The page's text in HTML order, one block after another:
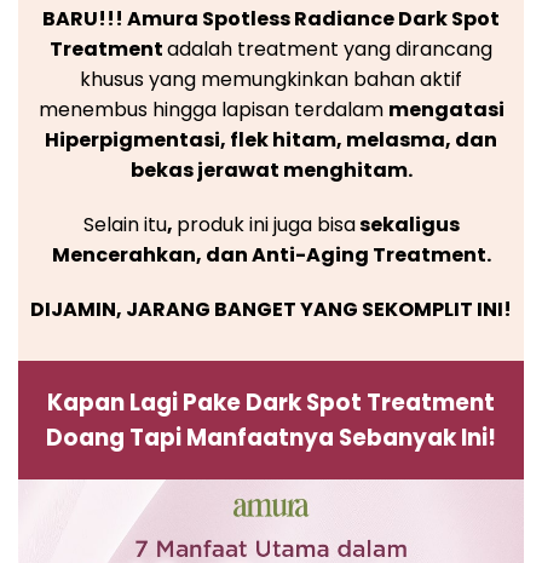
BARU!!! Amura Spotless Radiance Dark Spot
Treatmentadalah treatment yang dirancang
khusus yang memungkinkan bahan aktif
menembus hingga lapisan terdalam mengatasi
Hiperpigmentasi, flek hitam, melasma, dan
bekas jerawat menghitam.
Selain itu, produk ini juga bisasekaligus
Mencerahkan, dan Anti-Aging Treatment.
DIJAMIN, JARANG BANGET YANG SEKOMPLIT INI!
Kapan Lagi Pake Dark Spot Treatment
Doang Tapi Manfaatnya Sebanyak Ini!